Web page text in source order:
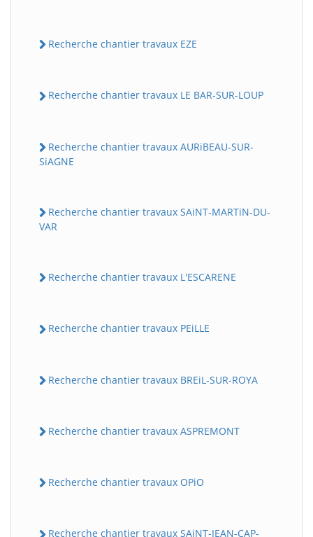
Recherche chantier travaux EZE
Recherche chantier travaux LE BAR-SUR-LOUP
Recherche chantier travaux AURiBEAU-SUR-
SiAGNE
Recherche chantier travaux SAiNT-MARTiN-DU-
VAR
Recherche chantier travaux L'ESCARENE
Recherche chantier travaux PEiLLE
Recherche chantier travaux BREiL-SUR-ROYA
Recherche chantier travaux ASPREMONT
Recherche chantier travaux OPiO
Recherche chantier travaux SAiNT-JEAN-CAP-